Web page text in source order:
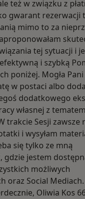
też w związku z
gwarant rezerwacji
mimo to za
tej sytuacji i
i szybką
poniżej. Mogła
w postaci albo
dodatkowego
własnej z
trakcie Sesji zawsze
i wysyłam
się tylko ze mną
gdzie jestem
możliwych
oraz Social Mediach.
Oliwia Kos